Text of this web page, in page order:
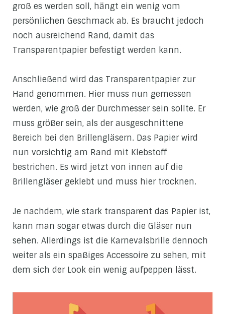
groß es werden soll, hängt ein wenig vom
persönlichen Geschmack ab. Es braucht jedoch
noch ausreichend Rand, damit das
Transparentpapier befestigt werden kann.
Anschließend wird das Transparentpapier zur
Hand genommen. Hier muss nun gemessen
werden, wie groß der Durchmesser sein sollte. Er
muss größer sein, als der ausgeschnittene
Bereich bei den Brillengläsern. Das Papier wird
nun vorsichtig am Rand mit Klebstoff
bestrichen. Es wird jetzt von innen auf die
Brillengläser geklebt und muss hier trocknen.
Je nachdem, wie stark transparent das Papier ist,
kann man sogar etwas durch die Gläser nun
sehen. Allerdings ist die Karnevalsbrille dennoch
weiter als ein spaßiges Accessoire zu sehen, mit
dem sich der Look ein wenig aufpeppen lässt.